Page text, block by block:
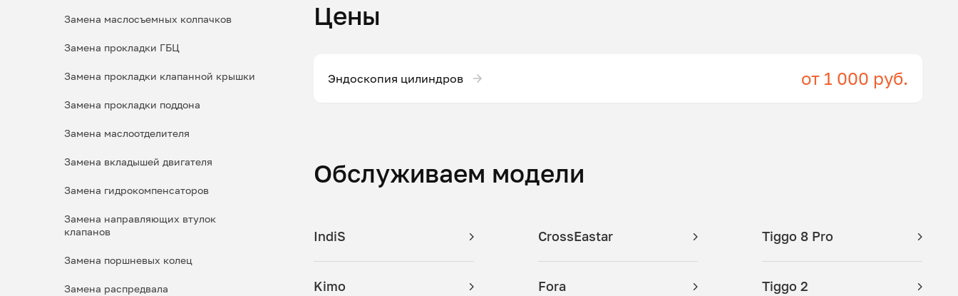
Замена маслосъемных колпачков
Замена прокладки ГБЦ
Замена прокладки клапанной крышки
Замена прокладки поддона
Замена маслоотделителя
Замена вкладышей двигателя
Замена гидрокомпенсаторов
Замена направляющих втулок
клапанов
Замена поршневых колец
Замена распредвала
Цены
Эндоскопия цилиндров от 1 000 руб.
Обслуживаем модели
IndiS CrossEastar Tiggo 8 Pro
Kimo Fora Tiggo 2